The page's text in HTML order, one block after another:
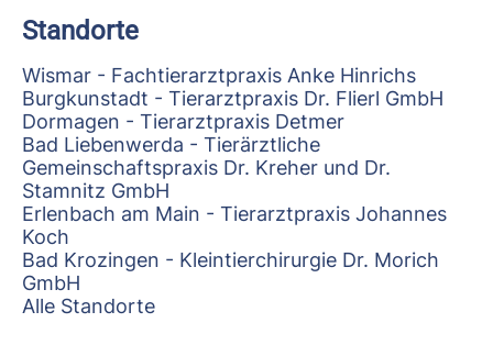
Standorte
Wismar - Fachtierarztpraxis Anke Hinrichs
Burgkunstadt - Tierarztpraxis Dr. Flierl GmbH
Dormagen - Tierarztpraxis Detmer
Bad Liebenwerda - Tierärztliche
Gemeinschaftspraxis Dr. Kreher und Dr.
Stamnitz GmbH
Erlenbach am Main - Tierarztpraxis Johannes
Koch
Bad Krozingen - Kleintierchirurgie Dr. Morich
GmbH
Alle Standorte